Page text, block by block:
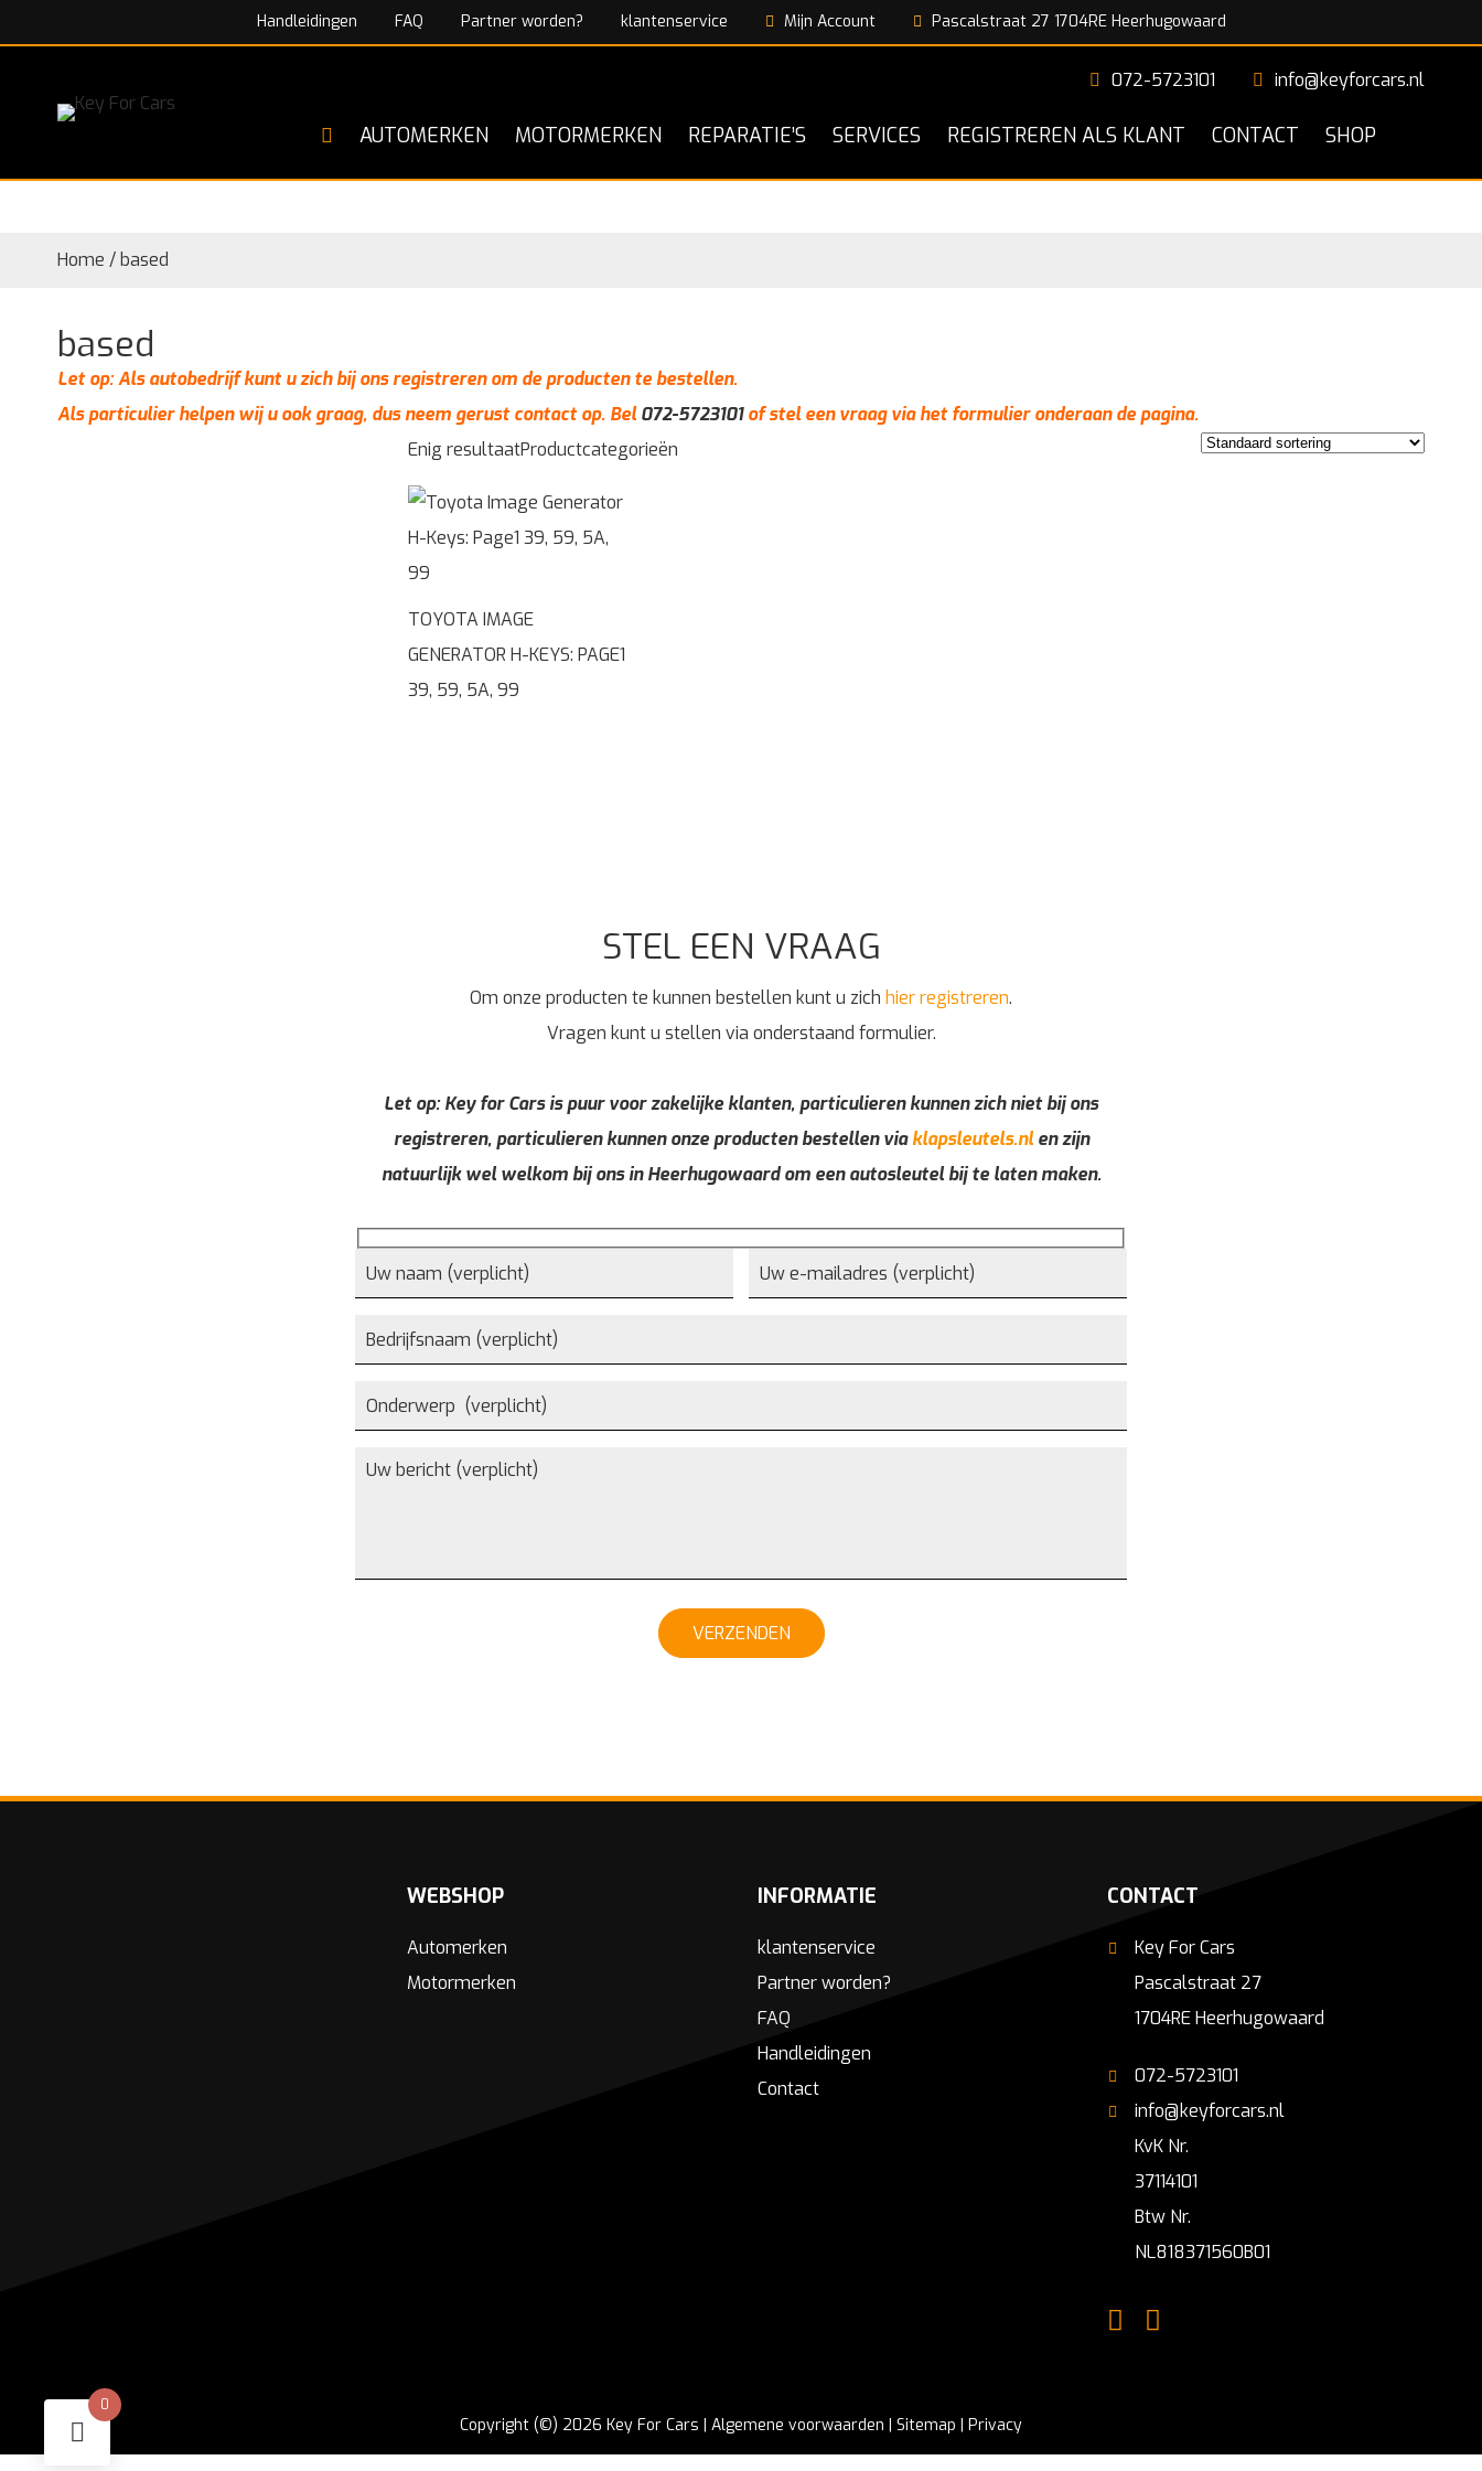
Handleidingen FAQ Partner worden? klantenservice Mijn Account Pascalstraat 27 1704RE Heerhugowaard
072-5723101 info@keyforcars.nl
AUTOMERKEN MOTORMERKEN REPARATIE’S SERVICES REGISTREREN ALS KLANT CONTACT SHOP
Home / based
based
Let op: Als autobedrijf kunt u zich bij ons registreren om de producten te bestellen.
Als particulier helpen wij u ook graag, dus neem gerust contact op. Bel072-5723101of stel een vraag via het formulier onderaan de pagina.
Productcategorieën
Enig resultaat
TOYOTA IMAGE
GENERATOR H-KEYS: PAGE1
39, 59, 5A, 99
STEL EEN VRAAG
Om onze producten te kunnen bestellen kunt u zich hier registreren.
Vragen kunt u stellen via onderstaand formulier.
Let op: Key for Cars is puur voor zakelijke klanten, particulieren kunnen zich niet bij ons
registreren, particulieren kunnen onze producten bestellen viaklapsleutels.nlen zijn
natuurlijk wel welkom bij ons in Heerhugowaard om een autosleutel bij te laten maken.
VERZENDEN
WEBSHOP
Automerken
Motormerken
INFORMATIE
klantenservice
Partner worden?
FAQ
Handleidingen
Contact
CONTACT
Key For Cars
Pascalstraat 27
1704RE Heerhugowaard
072-5723101
info@keyforcars.nl
KvK Nr.
37114101
Btw Nr.
NL818371560B01
Copyright (©) 2026 Key For Cars | Algemene voorwaarden Sitemap Privacy
0